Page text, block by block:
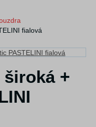
fialová
široká +